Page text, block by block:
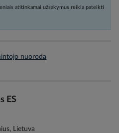
atitinkamai užsakymus reikia pateikti
nuoroda
ES
Lietuva